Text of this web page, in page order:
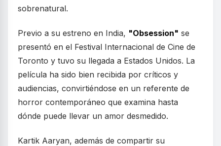
sobrenatural.
Previo a su estreno en India, "Obsession" se
presentó en el Festival Internacional de Cine de
Toronto y tuvo su llegada a Estados Unidos. La
película ha sido bien recibida por críticos y
audiencias, convirtiéndose en un referente de
horror contemporáneo que examina hasta
dónde puede llevar un amor desmedido.
Kartik Aaryan, además de compartir su